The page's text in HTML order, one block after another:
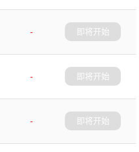
-
即将开始
-
即将开始
-
即将开始